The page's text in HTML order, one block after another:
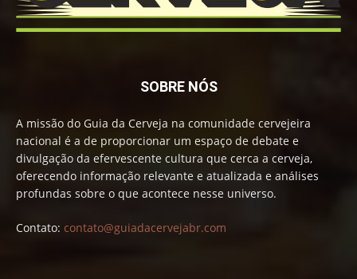
SOBRE NÓS
A missão do Guia da Cerveja na comunidade cervejeira
nacional é a de proporcionar um espaço de debate e
divulgação da efervescente cultura que cerca a cerveja,
oferecendo informação relevante e atualizada e análises
profundas sobre o que acontece nesse universo.
Contato: contato@guiadacervejabr.com